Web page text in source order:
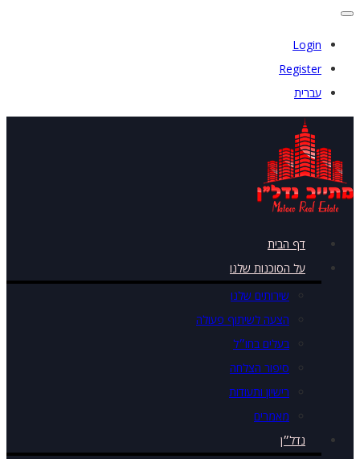
Login
Register
עברית
דף הבית
על הסוכנות שלנו
שירותים שלנו
הצעה לשיתוף פעולה
בעלים בחו״ל
סיפור הצלחה
רישיון ותעודות
מאמרים
נדל״ן